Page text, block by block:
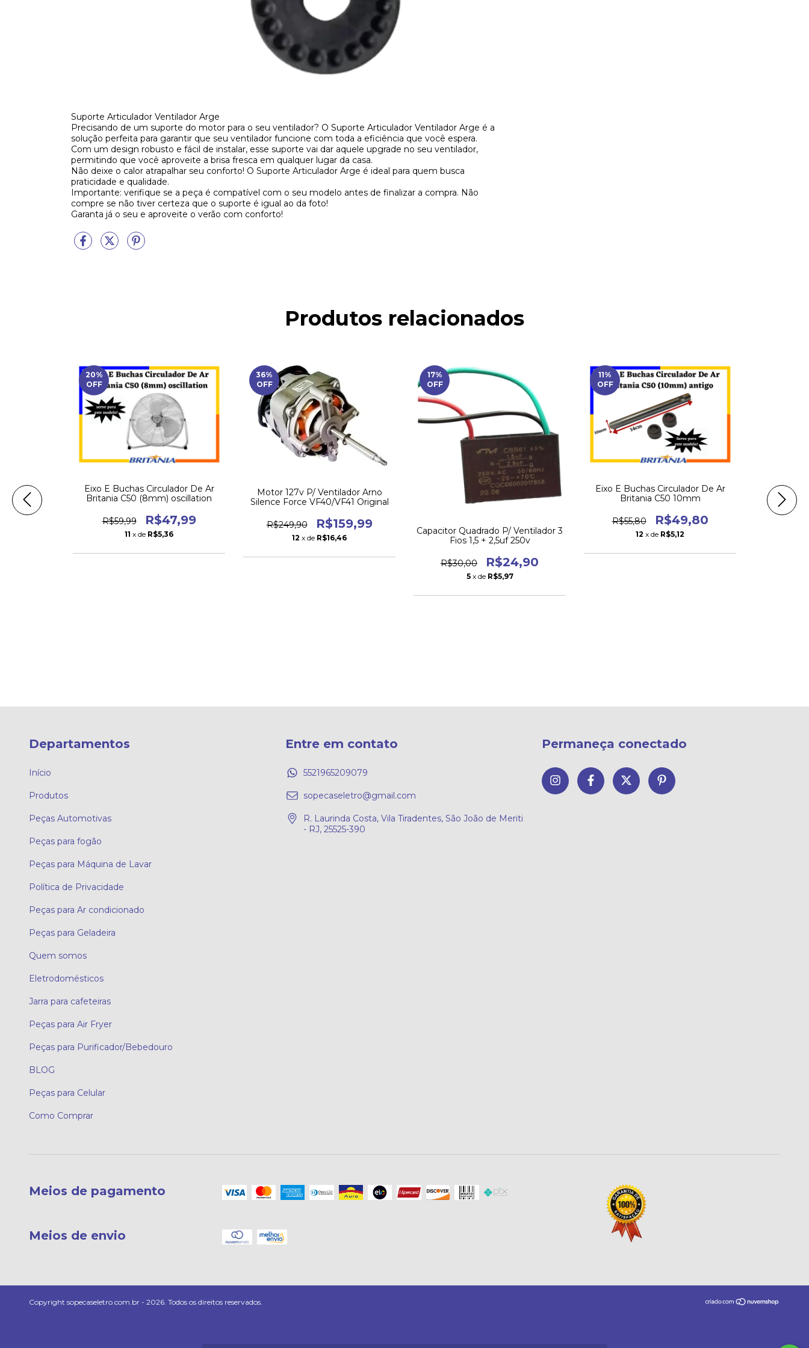
Suporte Articulador Ventilador Arge
Precisando de um suporte do motor para o seu ventilador? O Suporte Articulador Ventilador Arge é a
solução perfeita para garantir que seu ventilador funcione com toda a eficiência que você espera.
Com um design robusto e fácil de instalar, esse suporte vai dar aquele upgrade no seu ventilador,
permitindo que você aproveite a brisa fresca em qualquer lugar da casa.
Não deixe o calor atrapalhar seu conforto! O Suporte Articulador Arge é ideal para quem busca
praticidade e qualidade.
Importante: verifique se a peça é compatível com o seu modelo antes de finalizar a compra. Não
compre se não tiver certeza que o suporte é igual ao da foto!
Garanta já o seu e aproveite o verão com conforto!
Produtos relacionados
50cm
20%
OFF
Eixo E Buchas Circulador De Ar
Britania C50 (8mm) oscillation
R$59,99 R$47,99
11 x de R$5,36
36%
OFF
Motor 127v P/ Ventilador Arno
Silence Force VF40/VF41 Original
R$249,90 R$159,99
12 x de R$16,46
17%
OFF
Capacitor Quadrado P/ Ventilador 3
Fios 1,5 + 2,5uf 250v
R$30,00 R$24,90
5 x de R$5,97
11%
OFF
Eixo E Buchas Circulador De Ar
Britania C50 10mm
R$55,80 R$49,80
12 x de R$5,12
Eixo E
Departamentos
Início
Produtos
Peças Automotivas
Peças para fogão
Peças para Máquina de Lavar
Política de Privacidade
Peças para Ar condicionado
Peças para Geladeira
Quem somos
Eletrodomésticos
Jarra para cafeteiras
Peças para Air Fryer
Peças para Purificador/Bebedouro
BLOG
Peças para Celular
Como Comprar
Entre em contato
5521965209079
sopecaseletro@gmail.com
R. Laurinda Costa, Vila Tiradentes, São João de Meriti
- RJ, 25525-390
Permaneça conectado
Meios de pagamento
Meios de envio
Copyright sopecaseletro.com.br - 2026. Todos os direitos reservados.